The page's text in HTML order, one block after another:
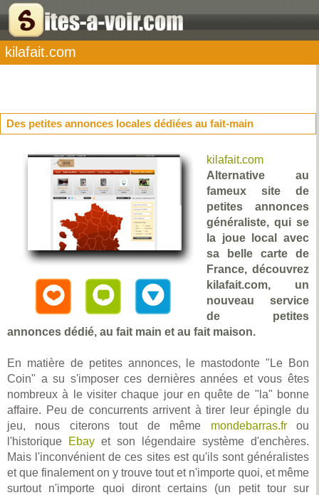
kilafait.com
Des petites annonces locales dédiées au fait-main
kilafait.com
Alternative au
fameux site de
petites annonces
généraliste, qui se
la joue local avec
sa belle carte de
France, découvrez
kilafait.com, un
nouveau service
de petites
annonces dédié, au fait main et au fait maison.
En matière de petites annonces, le mastodonte "Le Bon
Coin" a su s'imposer ces dernières années et vous êtes
nombreux à le visiter chaque jour en quête de "la" bonne
affaire. Peu de concurrents arrivent à tirer leur épingle du
jeu, nous citerons tout de même mondebarras.frou
l'historique
Ebay et son légendaire système d'enchères.
Mais l'inconvénient de ces sites est qu'ils sont généralistes
et que finalement on y trouve tout et n'importe quoi, et même
surtout n'importe quoi diront certains (un petit tour sur